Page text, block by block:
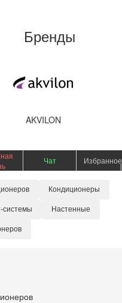
Бренды
Чат Избранное
Кондиционеры
системы Настенные